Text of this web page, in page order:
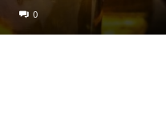
0